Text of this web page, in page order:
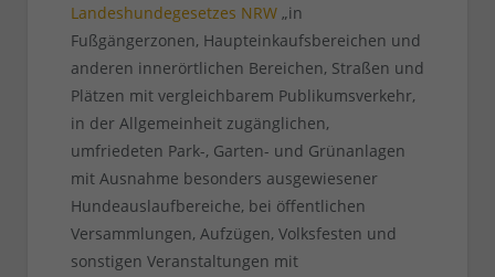
Landeshundegesetzes NRW„in
Fußgängerzonen, Haupteinkaufsbereichen und
anderen innerörtlichen Bereichen, Straßen und
Plätzen mit vergleichbarem Publikumsverkehr,
in der Allgemeinheit zugänglichen,
umfriedeten Park-, Garten- und Grünanlagen
mit Ausnahme besonders ausgewiesener
Hundeauslaufbereiche, bei öffentlichen
Versammlungen, Aufzügen, Volksfesten und
sonstigen Veranstaltungen mit